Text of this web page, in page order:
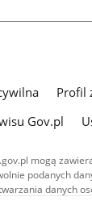
Profil
Gov.pl
mogą
podanych
danych